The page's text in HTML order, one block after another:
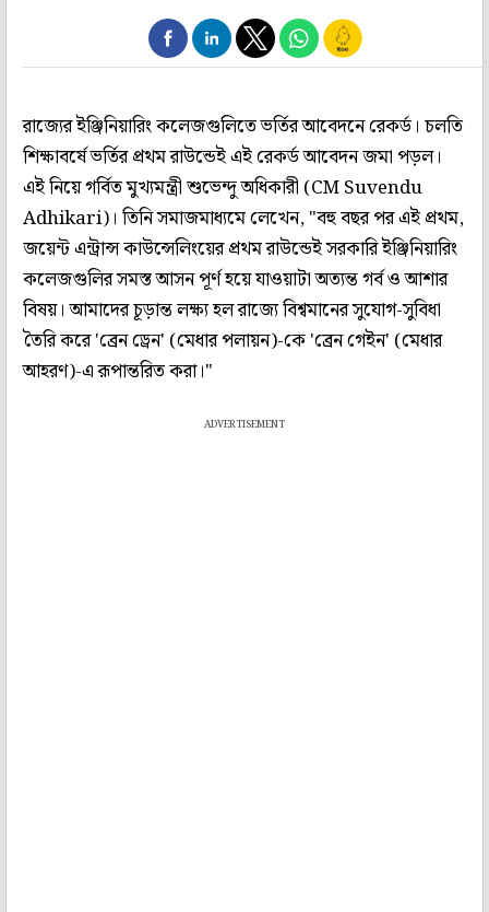
রাজ্যের ইঞ্জিনিয়ারিং কলেজগুলিতে ভর্তির আবেদনে রেকর্ড। চলতি
শিক্ষাবর্ষে ভর্তির প্রথম রাউন্ডেই এই রেকর্ড আবেদন জমা পড়ল।
এই নিয়ে গর্বিত মুখ্যমন্ত্রী শুভেন্দু অধিকারী (CM Suvendu
Adhikari)। তিনি সমাজমাধ্যমে লেখেন, "বহু বছর পর এই প্রথম,
জয়েন্ট এন্ট্রান্স কাউন্সেলিংয়ের প্রথম রাউন্ডেই সরকারি ইঞ্জিনিয়ারিং
কলেজগুলির সমস্ত আসন পূর্ণ হয়ে যাওয়াটা অত্যন্ত গর্ব ও আশার
বিষয়। আমাদের চূড়ান্ত লক্ষ্য হল রাজ্যে বিশ্বমানের সুযোগ-সুবিধা
তৈরি করে 'ব্রেন ড্রেন' (মেধার পলায়ন)-কে 'ব্রেন গেইন' (মেধার
আহরণ)-এ রূপান্তরিত করা।"
ADVERTISEMENT